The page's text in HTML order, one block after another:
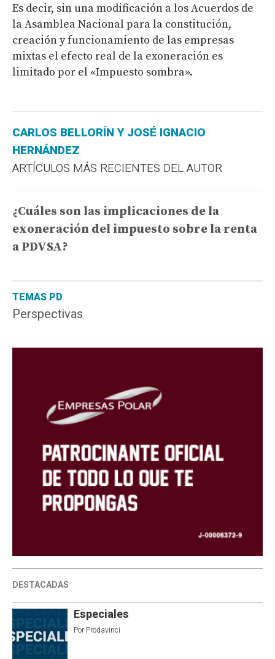
TEMAS PD
Perspectivas
DESTACADAS
Especiales
Por Prodavinci
Es decir, sin una modificación a los Acuerdos de
la Asamblea Nacional para la constitución,
creación y funcionamiento de las empresas
mixtas el efecto real de la exoneración es
limitado por el «Impuesto sombra».
CARLOS BELLORÍN Y JOSÉ IGNACIO
HERNÁNDEZ
ARTÍCULOS MÁS RECIENTES DEL AUTOR
¿Cuáles son las implicaciones de la
exoneración del impuesto sobre la renta
a PDVSA?